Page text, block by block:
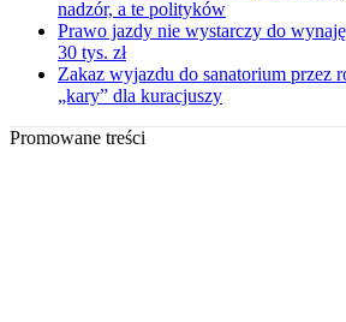
nadzór, a te polityków
Prawo jazdy nie wystarczy do
30 tys. zł
Zakaz wyjazdu do sanatorium przez
„kary” dla kuracjuszy
Promowane treści